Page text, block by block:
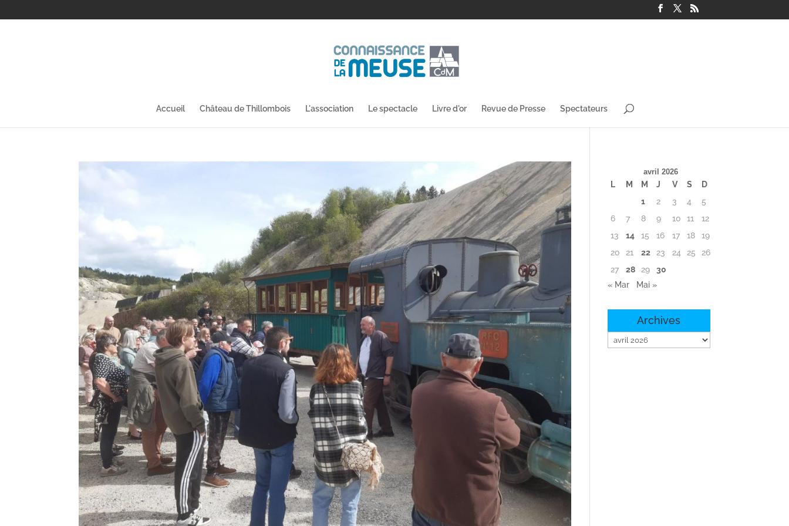
Accueil Château de Thillombois L'association Le spectacle Livre d'or Revue de Presse Spectateurs
avril 2026
L M M J V S
D
1
2 3 4
5
6
7 8 9 10 11
12
13
14 15 16 17 18
19
20
21 22 23 24 25
26
27
28 29
30
« Mar
Mai »
Archives
Archives